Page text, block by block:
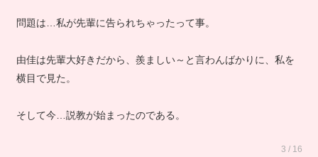
問題は…私が先輩に告られちゃったって事。
由佳は先輩大好きだから、羨ましい～と言わんばかりに、私を
横目で見た。
そして今…説教が始まったのである。
3 / 16